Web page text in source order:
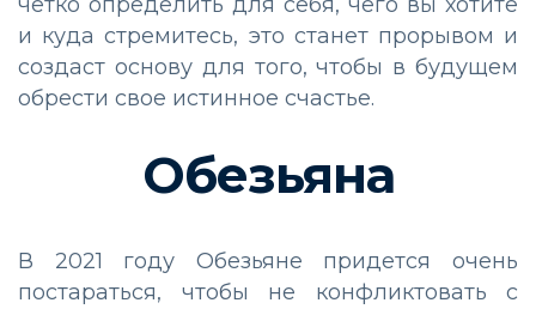
и куда стремитесь, это станет прорывом и
создаст основу для того, чтобы в будущем
обрести свое истинное счастье.
Обезьяна
В 2021 году Обезьяне придется очень
постараться, чтобы не конфликтовать с